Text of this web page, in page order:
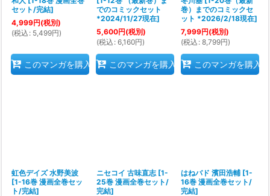
セット/完結]
4,999円(税別)
(税込 : 5,499円)
このマンガを購入
でのコミックセット
*2024/11/27現在]
5,600円(税別)
(税込 : 6,160円)
このマンガを購入
巻）までのコミックセ
ット *2026/2/18現在]
7,999円(税別)
(税込 : 8,799円)
このマンガを購入
虹色デイズ 水野美波
[1-16巻 漫画全巻セッ
ト/完結]
ニセコイ 古味直志 [1-
25巻 漫画全巻セット/
完結]
はねバド 濱田浩輔 [1-
16巻 漫画全巻セット/
完結]